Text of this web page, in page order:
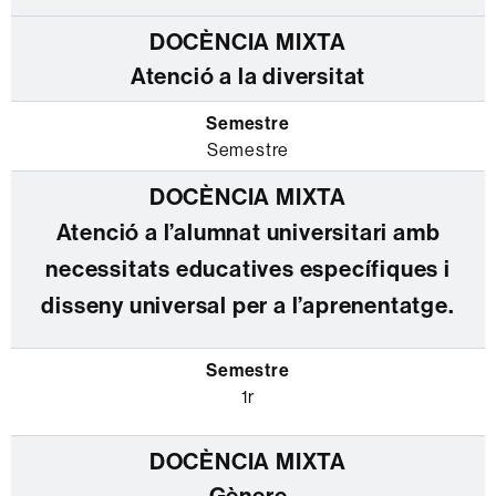
Atenció a la diversitat
Semestre
Atenció a l’alumnat universitari amb
necessitats educatives específiques i
disseny universal per a l’aprenentatge.
1r